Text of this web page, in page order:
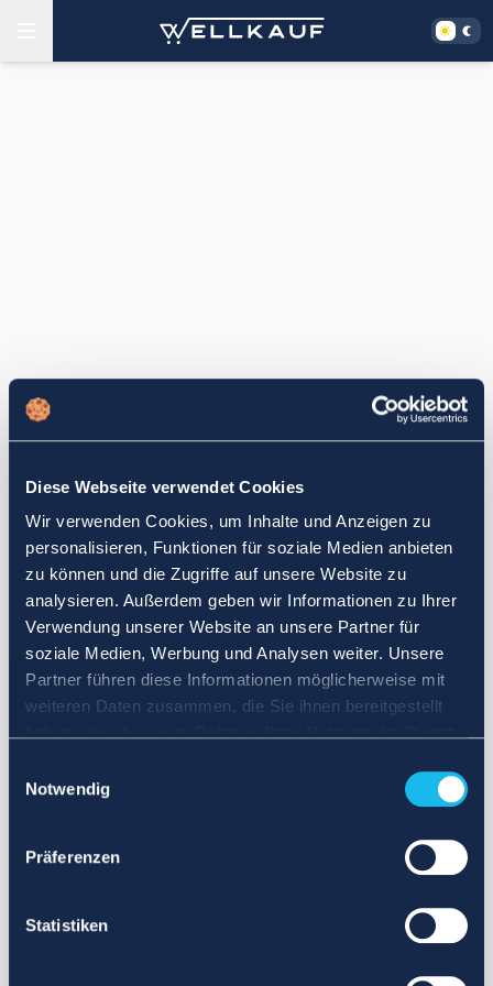
Diese Webseite verwendet Cookies
Wir verwenden Cookies, um Inhalte und Anzeigen zu
personalisieren, Funktionen für soziale Medien anbieten
zu können und die Zugriffe auf unsere Website zu
analysieren. Außerdem geben wir Informationen zu Ihrer
Verwendung unserer Website an unsere Partner für
soziale Medien, Werbung und Analysen weiter. Unsere
Partner führen diese Informationen möglicherweise mit
weiteren Daten zusammen, die Sie ihnen bereitgestellt
Notwendig
Präferenzen
Statistiken